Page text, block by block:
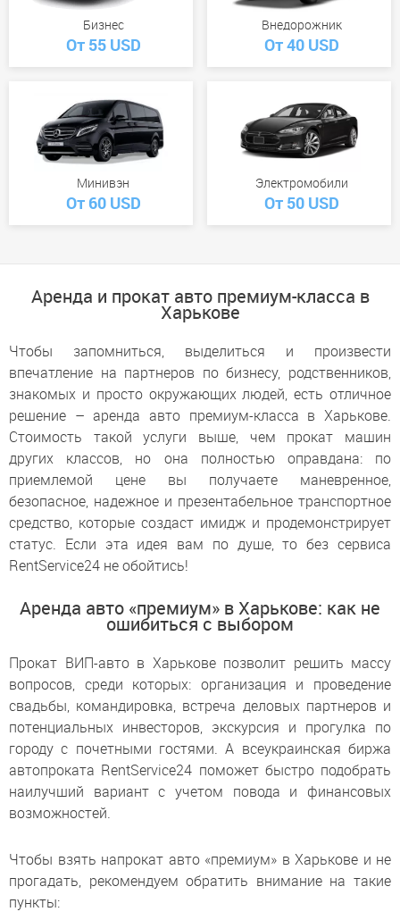
Бизнес
От 55 USD
Внедорожник
От 40 USD
Минивэн
От 60 USD
Электромобили
От 50 USD
Аренда и прокат авто премиум-класса в
Харькове
Чтобы запомниться, выделиться и произвести
впечатление на партнеров по бизнесу, родственников,
знакомых и просто окружающих людей, есть отличное
решение – аренда авто премиум-класса в Харькове.
Стоимость такой услуги выше, чем прокат машин
других классов, но она полностью оправдана: по
приемлемой цене вы получаете маневренное,
безопасное, надежное и презентабельное транспортное
средство, которые создаст имидж и продемонстрирует
статус. Если эта идея вам по душе, то без сервиса
RentService24 не обойтись!
Аренда авто «премиум» в Харькове: как не
ошибиться с выбором
Прокат ВИП-авто в Харькове позволит решить массу
вопросов, среди которых: организация и проведение
свадьбы, командировка, встреча деловых партнеров и
потенциальных инвесторов, экскурсия и прогулка по
городу с почетными гостями. А всеукраинская биржа
автопроката RentService24 поможет быстро подобрать
наилучший вариант с учетом повода и финансовых
возможностей.
Чтобы взять напрокат авто «премиум» в Харькове и не
прогадать, рекомендуем обратить внимание на такие
пункты: